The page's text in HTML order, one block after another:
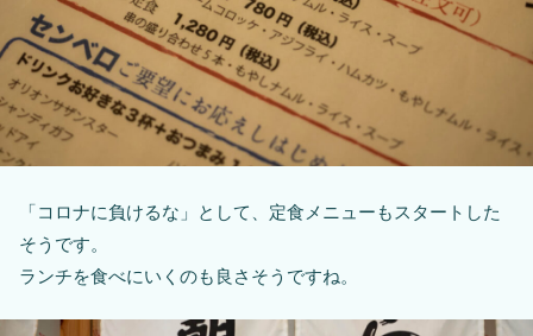
「コロナに負けるな」として、定食メニューもスタートした
そうです。
ランチを食べにいくのも良さそうですね。